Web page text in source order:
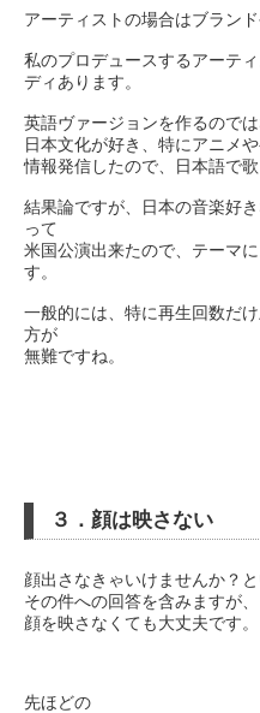
アーティストの場合はブラン
私のプロデュースするアーテ
ディあります。
英語ヴァージョンを作るので
日本文化が好き、特にアニメ
情報発信したので、日本語で歌
結果論ですが、日本の音楽好
って
米国公演出来たので、テーマ
す。
一般的には、特に再生回数だ
方が
無難ですね。
３．顔は映さない
顔出さなきゃいけませんか？
その件への回答を含みますが
顔を映さなくても大丈夫です。
先ほどの